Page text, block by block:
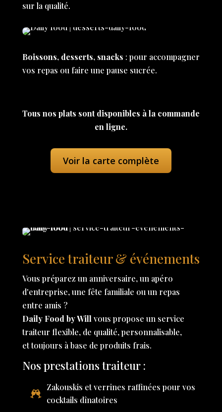
sur la qualité.
Boissons, desserts, snacks : pour accompagner
vos repas ou faire une pause sucrée.
Tous nos plats sont disponibles à la commande
en ligne.
Voir la carte complète
Service traiteur & événements
Vous préparez un anniversaire, un apéro
d'entreprise, une fête familiale ou un repas
entre amis ?
Daily Food by Willvous propose un service
traiteur flexible, de qualité, personnalisable,
et toujours à base de produits frais.
Nos prestations traiteur :
Zakouskis et verrines raffinées pour vos
cocktails dînatoires